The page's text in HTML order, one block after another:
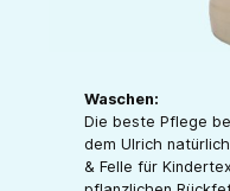
Waschen:
Die beste Pflege
dem Ulrich
& Felle für